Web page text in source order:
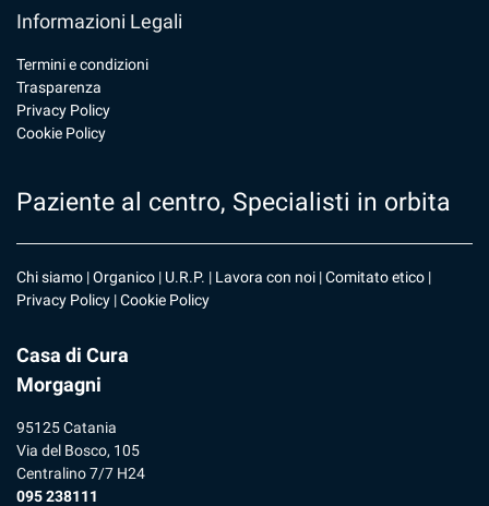
Informazioni Legali
Termini e condizioni
Trasparenza
Privacy Policy
Cookie Policy
Paziente al centro, Specialisti in orbita
Chi siamo |Organico | U.R.P. | Lavora con noi |Comitato etico |
Privacy Policy |Cookie Policy
Casa di Cura
Morgagni
95125 Catania
Via del Bosco, 105
Centralino 7/7 H24
095 238111